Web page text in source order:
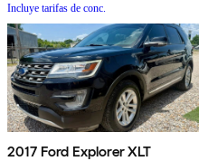
Incluye tarifas de conc.
2017 Ford Explorer XLT